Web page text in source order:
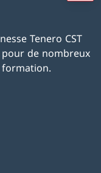
Tenero CST
de nombreux